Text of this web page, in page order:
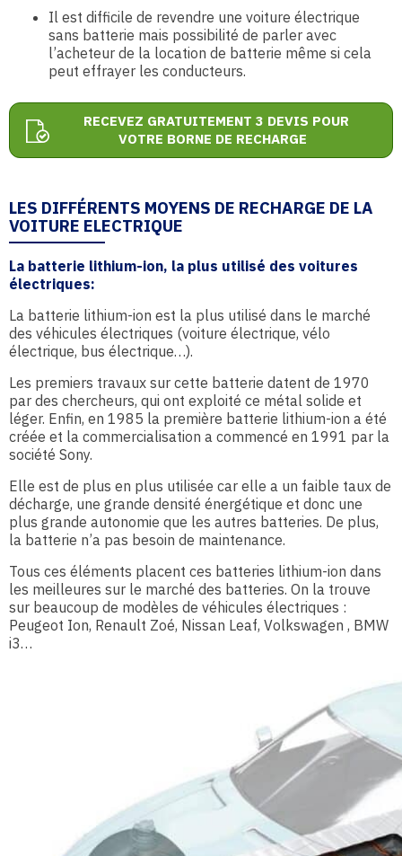
Il est difficile de revendre une voiture électrique
sans batterie mais possibilité de parler avec
l’acheteur de la location de batterie même si cela
peut effrayer les conducteurs.
RECEVEZ GRATUITEMENT 3 DEVIS POUR
VOTRE BORNE DE RECHARGE
LES DIFFÉRENTS MOYENS DE RECHARGE DE LA
VOITURE ELECTRIQUE
La batterie lithium-ion, la plus utilisé des voitures
électriques:
La batterie lithium-ion est la plus utilisé dans le marché
des véhicules électriques (voiture électrique, vélo
électrique, bus électrique…).
Les premiers travaux sur cette batterie datent de 1970
par des chercheurs, qui ont exploité ce métal solide et
léger. Enfin, en 1985 la première batterie lithium-ion a été
créée et la commercialisation a commencé en 1991 par la
société Sony.
Elle est de plus en plus utilisée car elle a un faible taux de
décharge, une grande densité énergétique et donc une
plus grande autonomie que les autres batteries. De plus,
la batterie n’a pas besoin de maintenance.
Tous ces éléments placent ces batteries lithium-ion dans
les meilleures sur le marché des batteries. On la trouve
sur beaucoup de modèles de véhicules électriques :
Peugeot Ion, Renault Zoé, Nissan Leaf, Volkswagen , BMW
i3…